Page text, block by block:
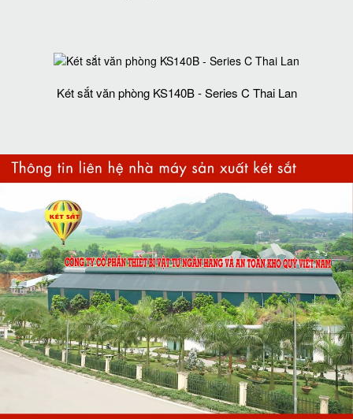
Két sắt văn phòng KS140B - Series C Thai Lan